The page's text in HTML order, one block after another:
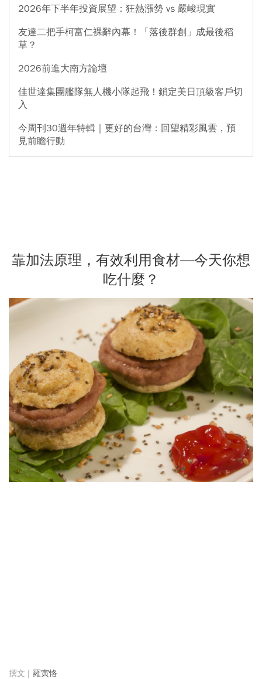
2026年下半年投資展望：狂熱漲勢 vs 嚴峻現實
友達二把手柯富仁裸辭內幕！「落後群創」成最後稻
草？
2026前進大南方論壇
佳世達集團艦隊無人機小隊起飛！鎖定美日頂級客戶切
入
今周刊30週年特輯｜更好的台灣：回望精彩風雲，預
見前瞻行動
靠加法原理，有效利用食材—今天你想
吃什麼？
羅寅恪